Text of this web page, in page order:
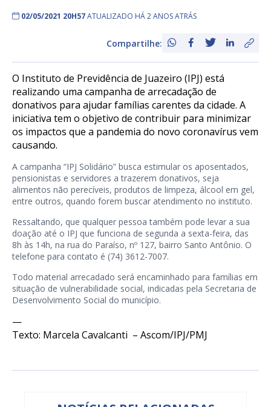
02/05/2021 20H57ATUALIZADO HÁ 2 ANOS ATRÁS
Compartilhe:
O Instituto de Previdência de Juazeiro (IPJ) está
realizando uma campanha de arrecadação de
donativos para ajudar famílias carentes da cidade. A
iniciativa tem o objetivo de contribuir para minimizar
os impactos que a pandemia do novo coronavírus vem
causando.
A campanha “IPJ Solidário” busca estimular os aposentados,
pensionistas e servidores a trazerem donativos, seja
alimentos não perecíveis, produtos de limpeza, álcool em gel,
entre outros, quando forem buscar atendimento no instituto.
Ressaltando, que qualquer pessoa também pode levar a sua
doação até o IPJ que funciona de segunda a sexta-feira, das
8h às 14h, na rua do Paraíso, nº 127, bairro Santo Antônio. O
telefone para contato é (74) 3612-7007.
Todo material arrecadado será encaminhado para famílias em
situação de vulnerabilidade social, indicadas pela Secretaria de
Desenvolvimento Social do município.
—
Texto: Marcela Cavalcanti – Ascom/IPJ/PMJ